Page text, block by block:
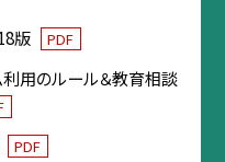
版 PDF
利用のルール＆教育相談
PDF